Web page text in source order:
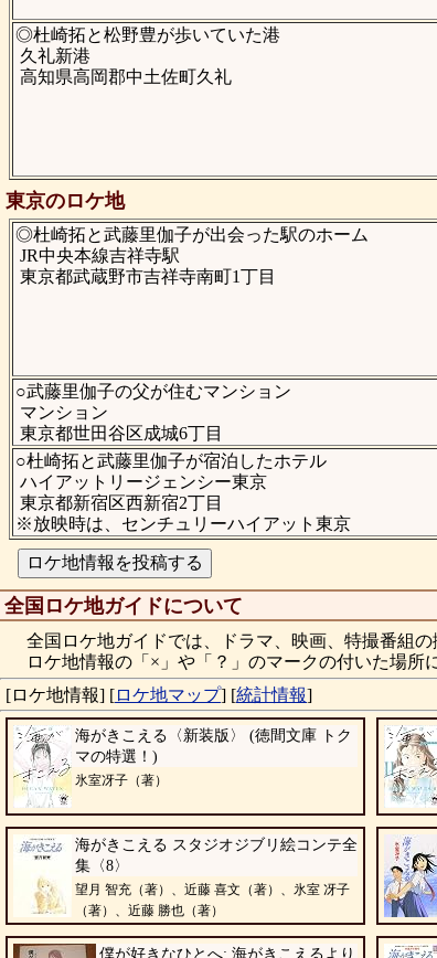
◎杜崎拓と松野豊が歩いていた港
久礼新港
高知県高岡郡中土佐町久礼
東京のロケ地
◎杜崎拓と武藤里伽子が出会った駅のホーム
JR中央本線吉祥寺駅
東京都武蔵野市吉祥寺南町1丁目
○武藤里伽子の父が住むマンション
マンション
東京都世田谷区成城6丁目
○杜崎拓と武藤里伽子が宿泊したホテル
ハイアットリージェンシー東京
東京都新宿区西新宿2丁目
※放映時は、センチュリーハイアット東京
全国ロケ地ガイドについて
全国ロケ地ガイドでは、ドラマ、映画、特撮番組の
ロケ地情報の「×」や「？」のマークの付いた場所
[ロケ地情報] [ロケ地マップ] [統計情報]
海がきこえる〈新装版〉 (徳間文庫 トク
マの特選！)
氷室冴子（著）
海がきこえる スタジオジブリ絵コンテ全
集〈8〉
望月 智充（著）、近藤 喜文（著）、氷室 冴子
（著）、近藤 勝也（著）
僕が好きなひとへ: 海がきこえるより